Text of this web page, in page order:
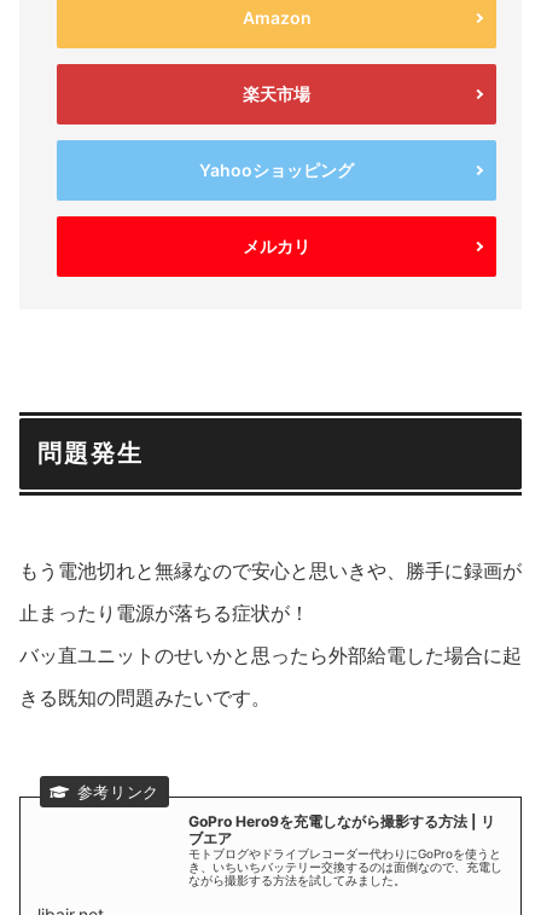
Amazon
楽天市場
Yahooショッピング
メルカリ
問題発生
もう電池切れと無縁なので安心と思いきや、勝手に録画が
止まったり電源が落ちる症状が！
バッ直ユニットのせいかと思ったら外部給電した場合に起
きる既知の問題みたいです。
GoPro Hero9を充電しながら撮影する方法 | リ
ブエア
モトブログやドライブレコーダー代わりにGoProを使うと
き、いちいちバッテリー交換するのは面倒なので、充電し
ながら撮影する方法を試してみました。